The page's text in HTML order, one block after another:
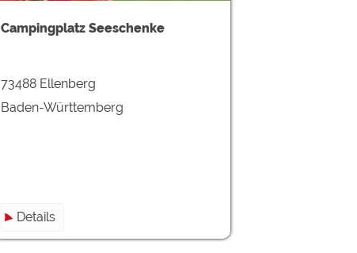
Campingplatz Seeschenke
73488 Ellenberg
Baden-Württemberg
Details